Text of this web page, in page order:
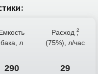
бака, л
Расход ,
(75%), л/час
290 29